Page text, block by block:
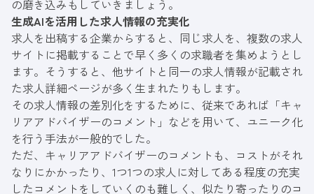
の磨き込みもしていきましょう。
生成AIを活用した求人情報の充実化
求人を出稿する企業からすると、同じ求人を、複数の求人
サイトに掲載することで早く多くの求職者を集めようとし
ます。そうすると、他サイトと同一の求人情報が記載され
た求人詳細ページが多く生まれたりもします。
その求人情報の差別化をするために、従来であれば「キャ
リアアドバイザーのコメント」などを用いて、ユニーク化
を行う手法が一般的でした。
ただ、キャリアアドバイザーのコメントも、コストがそれ
なりにかかったり、1つ1つの求人に対してある程度の充実
したコメントをしていくのも難しく、似たり寄ったりのコ